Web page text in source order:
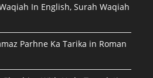
In English, Surah Waqiah
Parhne Ka Tarika in Roman